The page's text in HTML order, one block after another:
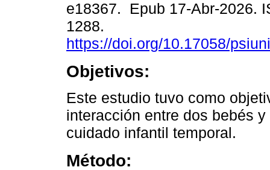
e18367. Epub 17-Abr-2026.
1288.
https://doi.org/10.17058/
Objetivos:
Este estudio tuvo como
interacción entre dos bebés
cuidado infantil temporal.
Método: